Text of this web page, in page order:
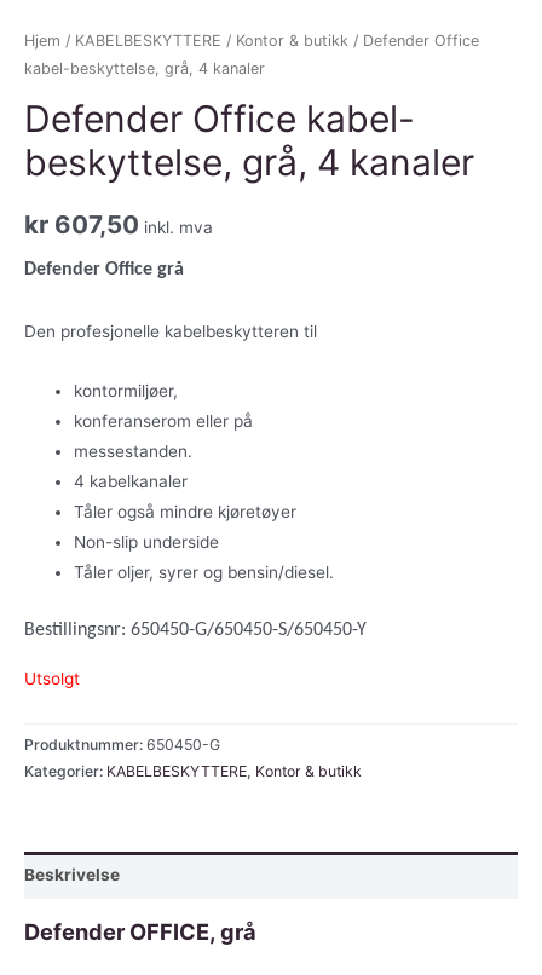
Hjem / KABELBESKYTTERE / Kontor & butikk / Defender Office
kabel-beskyttelse, grå, 4 kanaler
Defender Office kabel-
beskyttelse, grå, 4 kanaler
kr 607,50 inkl. mva
Defender Office grå
Den profesjonelle kabelbeskytteren til
kontormiljøer,
konferanserom eller på
messestanden.
4 kabelkanaler
Tåler også mindre kjøretøyer
Non-slip underside
Tåler oljer, syrer og bensin/diesel.
Bestillingsnr: 650450-G/650450-S/650450-Y
Utsolgt
Produktnummer: 650450-G
Kategorier: KABELBESKYTTERE, Kontor & butikk
Beskrivelse
Defender OFFICE, grå